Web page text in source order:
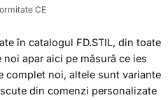
CE
în catalogul FD.STIL, din toate
apar aici pe măsură ce ies
complet noi, altele sunt variante
din comenzi personalizate